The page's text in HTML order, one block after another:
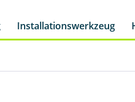
Installationswerkzeug